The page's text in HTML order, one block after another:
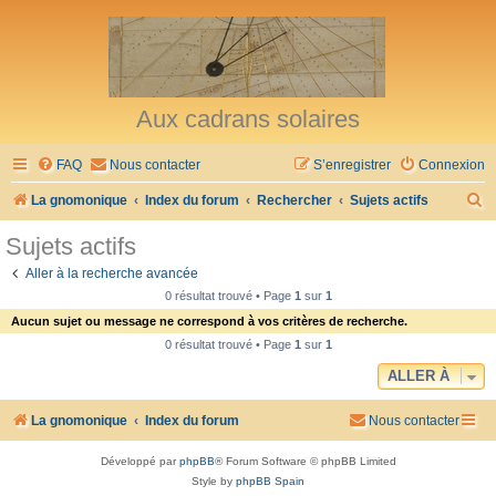
Aux cadrans solaires
FAQ Nous contacter Connexion
S’enregistrer
La gnomonique Index du forum Rechercher Sujets actifs
h
Sujets actifs
Aller à la recherche avancée
0 résultat trouvé • Page 1sur 1
Aucun sujet ou message ne correspond à vos critères de recherche.
0 résultat trouvé • Page 1sur 1
ALLER À
La gnomonique Index du forum Nous contacter
Développé parphpBB® Forum Software © phpBB Limited
Style by phpBB Spain